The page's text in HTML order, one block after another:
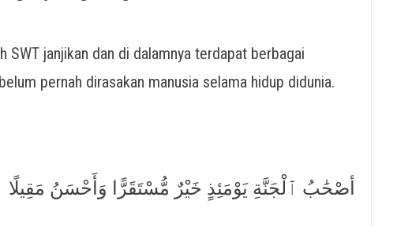
SWT janjikan dan di dalamnya terdapat berbagai
pernah dirasakan manusia selama hidup didunia.
أصْحَٰبُ ٱلْجَنَّةِ يَوْمَئِذٍ خَيْرٌ مُّسْتَقَرًّا وَأَحْسَنُ مَقِيلًا